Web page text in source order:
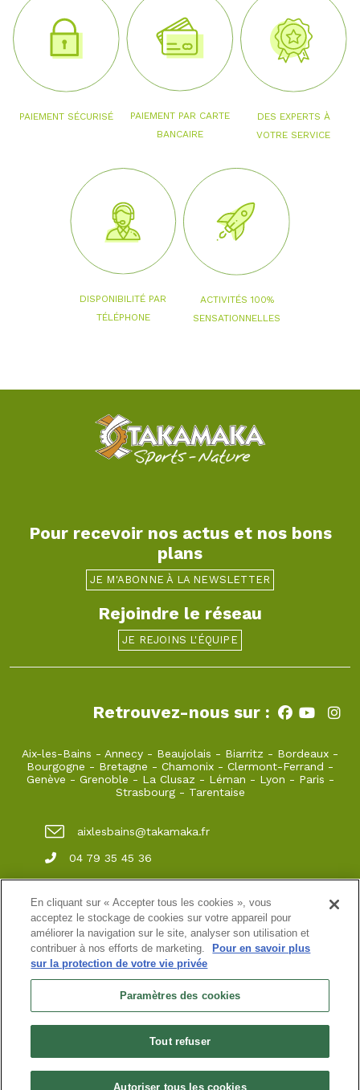
PAIEMENT SÉCURISÉ
PAIEMENT PAR CARTE
BANCAIRE
DES EXPERTS À
VOTRE SERVICE
DISPONIBILITÉ PAR
TÉLÉPHONE
ACTIVITÉS 100%
SENSATIONNELLES
Pour recevoir nos actus et nos bons
plans
JE M'ABONNE À LA NEWSLETTER
Rejoindre le réseau
JE REJOINS L'ÉQUIPE
Retrouvez-nous sur :
Aix-les-Bains - Annecy - Beaujolais - Biarritz - Bordeaux -
Bourgogne - Bretagne - Chamonix - Clermont-Ferrand -
Genève - Grenoble - La Clusaz - Léman - Lyon - Paris -
Strasbourg- Tarentaise
aixlesbains@takamaka.fr
04 79 35 45 36
65, Boulevard du Lac Grand Port 73100 Aix-
les-Bains
Site classique-Mon compte-Informations pratiques
Conditions générales de vente-Newsletter
Chambéry
N° de TVA intracommunautaire : FR00 452 086 150
Habilitation n° HA.074.96.0039 | Agrément N° ET730501093 | RC
professionnelle : Azzuro Assurances 114 912 039 et 115 403 698
En cliquant sur « Accepter tous les cookies », vous
acceptez le stockage de cookies sur votre appareil pour
améliorer la navigation sur le site, analyser son utilisation et
contribuer à nos efforts de marketing.
Pour en savoir plus
sur la protection de votre vie privée
Paramètres des cookies
Tout refuser
Autoriser tous les cookies